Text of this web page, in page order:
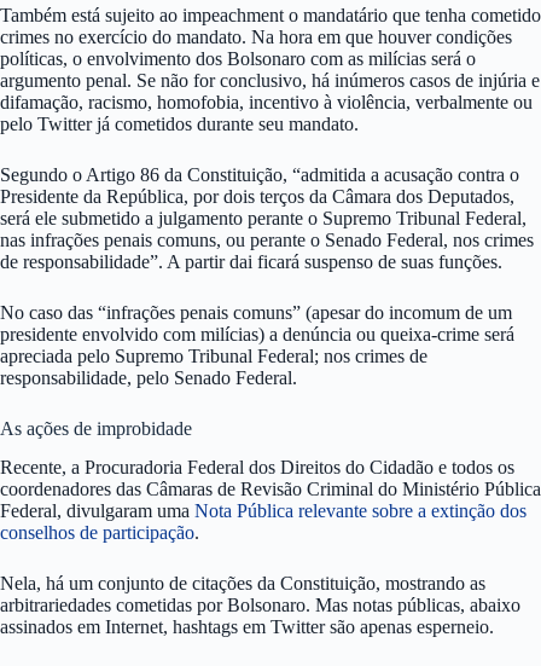
Também está sujeito ao impeachment o mandatário que tenha cometido
crimes no exercício do mandato. Na hora em que houver condições
políticas, o envolvimento dos Bolsonaro com as milícias será o
argumento penal. Se não for conclusivo, há inúmeros casos de injúria e
difamação, racismo, homofobia, incentivo à violência, verbalmente ou
pelo Twitter já cometidos durante seu mandato.
Segundo o Artigo 86 da Constituição, “admitida a acusação contra o
Presidente da República, por dois terços da Câmara dos Deputados,
será ele submetido a julgamento perante o Supremo Tribunal Federal,
nas infrações penais comuns, ou perante o Senado Federal, nos crimes
de responsabilidade”. A partir dai ficará suspenso de suas funções.
No caso das “infrações penais comuns” (apesar do incomum de um
presidente envolvido com milícias) a denúncia ou queixa-crime será
apreciada pelo Supremo Tribunal Federal; nos crimes de
responsabilidade, pelo Senado Federal.
As ações de improbidade
Recente, a Procuradoria Federal dos Direitos do Cidadão e todos os
coordenadores das Câmaras de Revisão Criminal do Ministério Pública
Federal, divulgaram uma Nota Pública relevante sobre a extinção dos
conselhos de participação.
Nela, há um conjunto de citações da Constituição, mostrando as
arbitrariedades cometidas por Bolsonaro. Mas notas públicas, abaixo
assinados em Internet, hashtags em Twitter são apenas esperneio.